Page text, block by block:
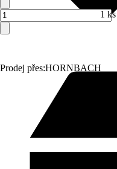
Prodej přes:HORNBACH
1 ks